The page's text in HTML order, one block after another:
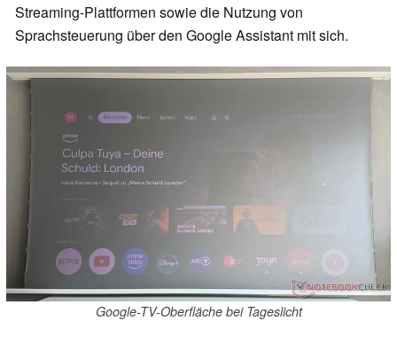
Streaming-Plattformen sowie die Nutzung von
Sprachsteuerung über den Google Assistant mit sich.
Google-TV-Oberfläche bei Tageslicht